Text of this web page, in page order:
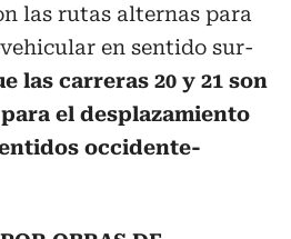
las rutas alternas para
en sentido sur-
las carreras 20 y 21 son
el desplazamiento
occidente-